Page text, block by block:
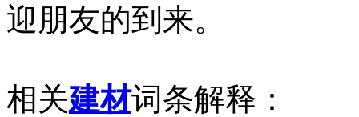
迎朋友的到来。
相关建材词条解释：